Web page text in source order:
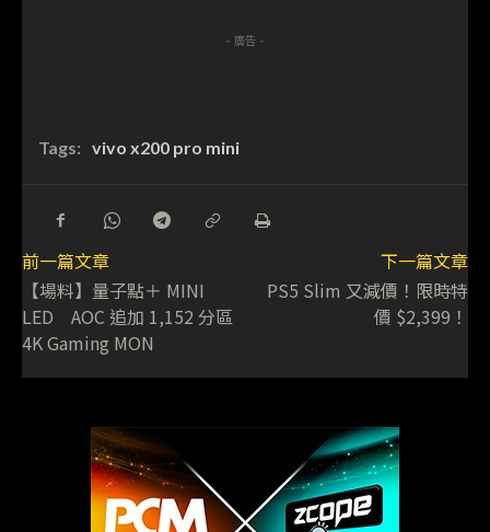
- 廣告 -
Tags: vivo x200 pro mini
前一篇文章
【場料】量子點＋ MINI
LED AOC 追加 1,152 分區
4K Gaming MON
下一篇文章
PS5 Slim 又減價！限時特
價 $2,399！